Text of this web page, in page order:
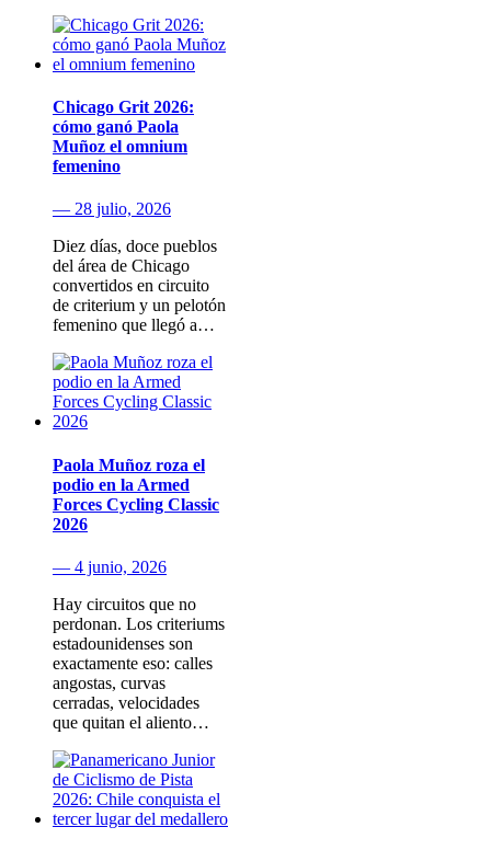
Chicago Grit 2026:
cómo ganó Paola
Muñoz el omnium
femenino
— 28 julio, 2026
Diez días, doce pueblos
del área de Chicago
convertidos en circuito
de criterium y un pelotón
femenino que llegó a…
Paola Muñoz roza el
podio en la Armed
Forces Cycling Classic
2026
— 4 junio, 2026
Hay circuitos que no
perdonan. Los criteriums
estadounidenses son
exactamente eso: calles
angostas, curvas
cerradas, velocidades
que quitan el aliento…